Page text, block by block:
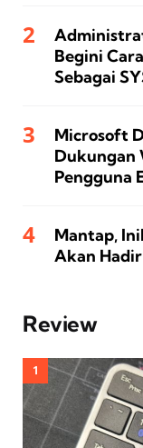
Begini
Sebagai
Microsoft
Dukungan
Pengguna
Mantap,
Akan
Review